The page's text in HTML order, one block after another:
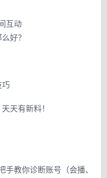
互动
好？
巧
天有新料！
教你诊断账号（会播、